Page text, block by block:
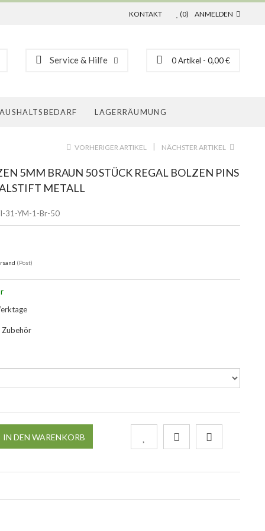
KONTAKT (0) ANMELDEN
Service & Hilfe 0Artikel - 0,00 €
LAGERRÄUMUNG
VORHERIGER ARTIKEL NÄCHSTER ARTIKEL
5MM BRAUN 50 STÜCK REGAL BOLZEN PINS
METALL
31-YM-1-Br-50
(Post)
IN DEN WARENKORB